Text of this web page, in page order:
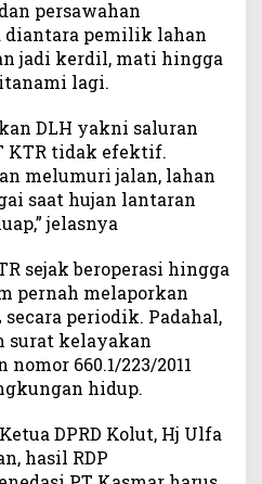
persawahan
diantara pemilik lahan
jadi kerdil, mati hingga
lagi.
DLH yakni saluran
KTR tidak efektif.
melumuri jalan, lahan
saat hujan lantaran
jelasnya
sejak beroperasi hingga
pernah melaporkan
periodik. Padahal,
surat kelayakan
660.1/223/2011
hidup.
DPRD Kolut, Hj Ulfa
hasil RDP